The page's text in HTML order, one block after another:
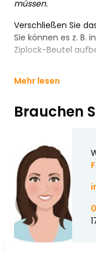
müssen.
Verschließen Sie
Sie können es z. B.
Ziplock-Beutel
Mehr lesen
Brauchen